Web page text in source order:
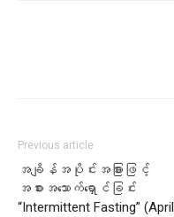
Previous article
အချိန်အပိုင်းအခြားဖြင့်
အစားအသောက်ရှောင်ခြင်း
“Intermittent Fasting” (April